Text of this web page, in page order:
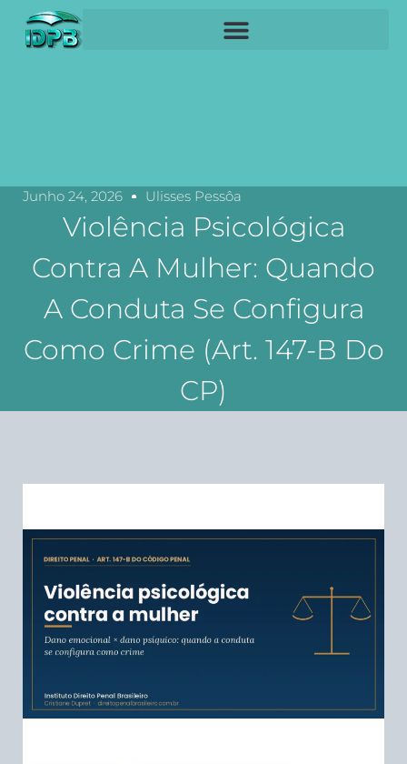
Junho 24, 2026 Ulisses Pessôa
Violência Psicológica
Contra A Mulher: Quando
A Conduta Se Configura
Como Crime (art. 147-B Do
CP)